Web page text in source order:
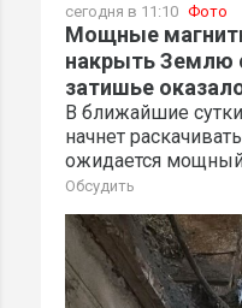
сегодня в 11:10 Фото
Мощные
накрыть Землю
затишье
В ближайшие
начнет
ожидается
Обсудить